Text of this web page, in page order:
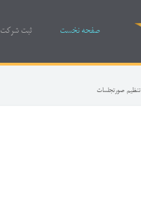
صفحه نخست ثبت شرکت
تنظیم صورتجلسات